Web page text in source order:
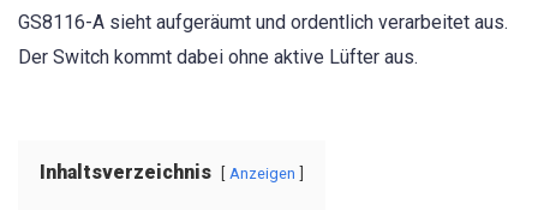
GS8116-A sieht aufgeräumt und ordentlich verarbeitet aus.
Der Switch kommt dabei ohne aktive Lüfter aus.
Inhaltsverzeichnis Anzeigen